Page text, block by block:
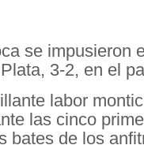
se impusieron
3-2, en el
labor
las cinco
bates de los